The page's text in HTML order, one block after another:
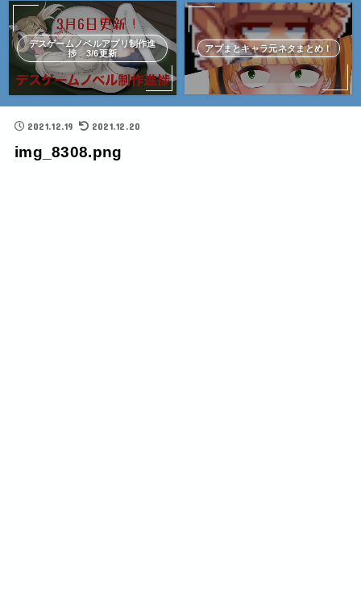
デスゲームノベルアプリ制作進
捗 3/6更新
アプまとキャラ元ネタまとめ！
2021.12.19 2021.12.20
img_8308.png